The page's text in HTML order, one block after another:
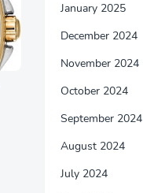
January 2025
December 2024
November 2024
October 2024
September 2024
August 2024
July 2024